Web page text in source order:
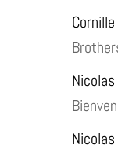
Cornille
Nicolas
Nicolas